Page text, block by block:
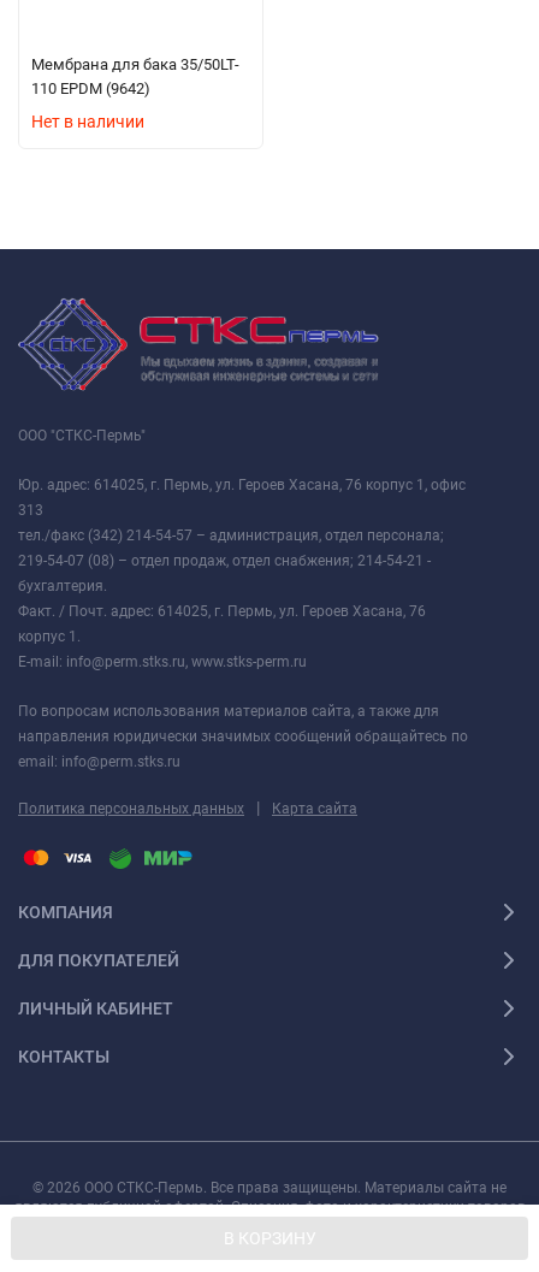
В КОРЗИНУ
Мембрана для бака 35/50LT-
110 EPDM (9642)
Нет в наличии
ООО "СТКС-Пермь"
Юр. адрес: 614025, г. Пермь, ул. Героев Хасана, 76 корпус 1, офис
313
тел./факс (342) 214-54-57 – администрация, отдел персонала;
219-54-07 (08) – отдел продаж, отдел снабжения; 214-54-21 -
бухгалтерия.
Факт. / Почт. адрес: 614025, г. Пермь, ул. Героев Хасана, 76
корпус 1.
E-mail: info@perm.stks.ru, www.stks-perm.ru
По вопросам использования материалов сайта, а также для
направления юридически значимых сообщений обращайтесь по
email: info@perm.stks.ru
Политика персональных данных | Карта сайта
КОМПАНИЯ
ДЛЯ ПОКУПАТЕЛЕЙ
ЛИЧНЫЙ КАБИНЕТ
КОНТАКТЫ
© 2026 ООО СТКС-Пермь. Все права защищены. Материалы сайта не
являются публичной офертой. Описания, фото и характеристики товаров